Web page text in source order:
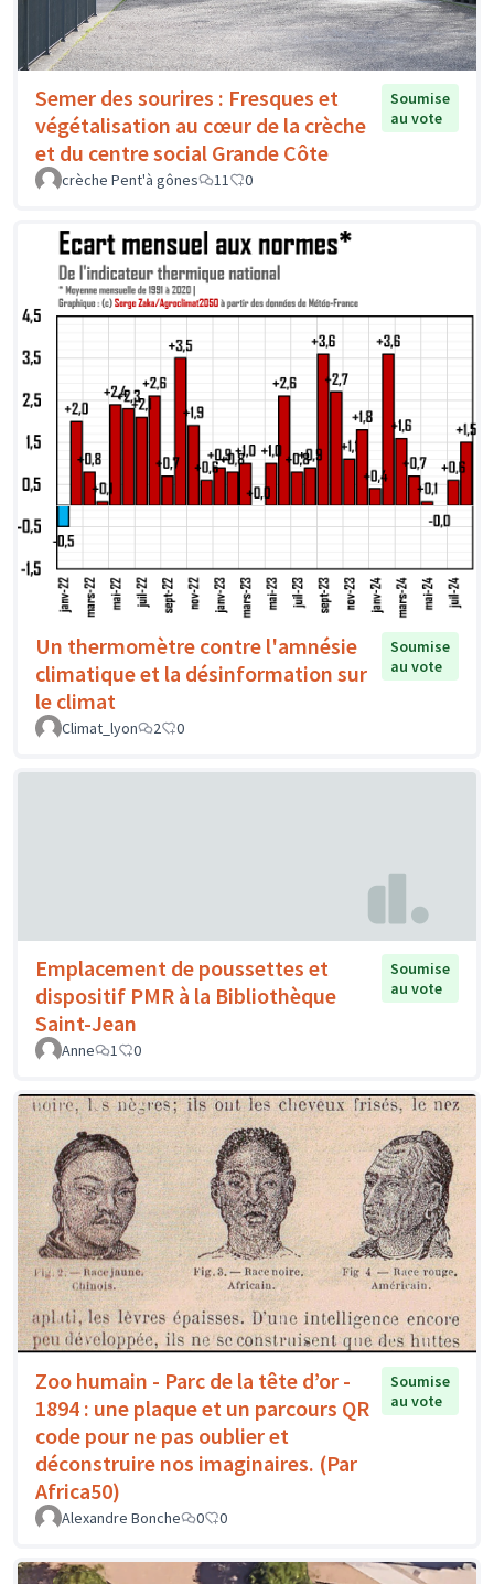
Semer des sourires : Fresques et
végétalisation au cœur de la crèche
et du centre social Grande Côte
Soumise
au vote
crèche Pent'à gônes 11 0
Un thermomètre contre l'amnésie
climatique et la désinformation sur
le climat
Soumise
au vote
Climat_lyon 2 0
Emplacement de poussettes et
dispositif PMR à la Bibliothèque
Saint-Jean
Soumise
au vote
Anne 1 0
Zoo humain - Parc de la tête d’or -
1894 : une plaque et un parcours QR
code pour ne pas oublier et
déconstruire nos imaginaires. (Par
Africa50)
Soumise
au vote
Alexandre Bonche 0 0